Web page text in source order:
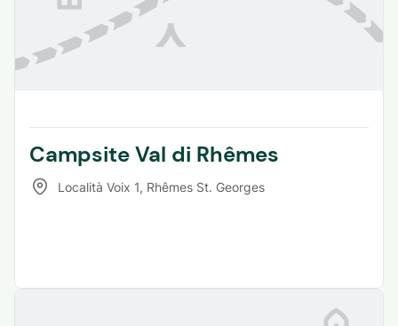
Campsite Val di Rhêmes
Località Voix 1, Rhêmes St. Georges